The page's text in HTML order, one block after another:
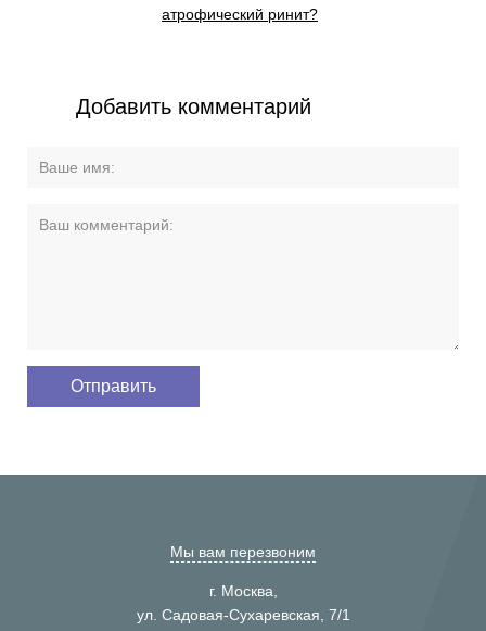
атрофический ринит?
Добавить комментарий
Мы вам перезвоним
г. Москва,
ул. Садовая-Сухаревская, 7/1